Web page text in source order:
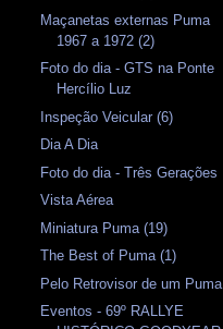
Maçanetas externas Puma
1967 a 1972 (2)
Foto do dia - GTS na Ponte
Hercílio Luz
Inspeção Veicular (6)
Dia A Dia
Foto do dia - Três Gerações
Vista Aérea
Miniatura Puma (19)
The Best of Puma (1)
Pelo Retrovisor de um Puma
Eventos - 69º RALLYE